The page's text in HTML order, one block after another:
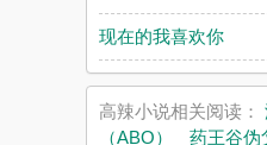
现在的我喜欢你
高辣小说相关阅读：
（ABO）
药王谷伪